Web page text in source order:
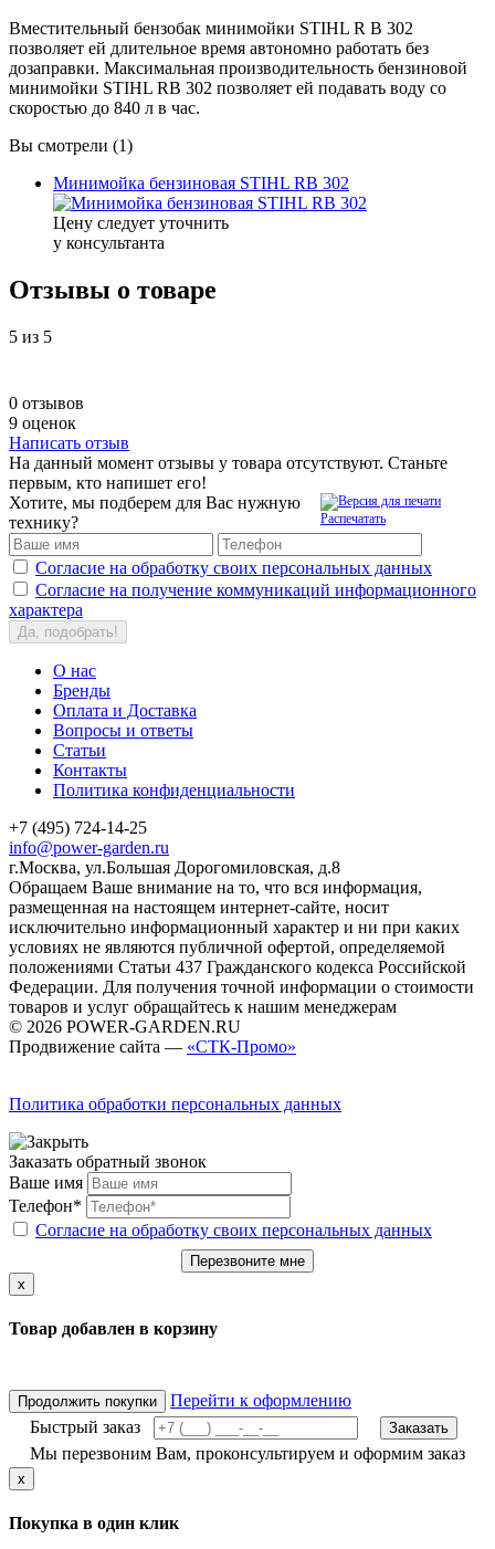
Вместительный бензобак минимойки STIHL R B 302
позволяет ей длительное время автономно работать без
дозаправки. Максимальная производительность бензиновой
минимойки STIHL RB 302 позволяет ей подавать воду со
скоростью до 840 л в час.
Вы смотрели (1)
Минимойка бензиновая STIHL RB 302
Цену следует уточнить
у консультанта
Отзывы о товаре
5 из 5
0 отзывов
9 оценок
Написать отзыв
На данный момент отзывы у товара отсутствуют. Станьте
первым, кто напишет его!
Распечатать
Хотите, мы подберем для Вас нужную
технику?
Согласие на обработку своих персональных данных
Согласие на получение коммуникаций информационного
характера
Да, подобрать!
О нас
Бренды
Оплата и Доставка
Вопросы и ответы
Статьи
Контакты
Политика конфиденциальности
+7 (495) 724-14-25
info@power-garden.ru
г.Москва, ул.Большая Дорогомиловская, д.8
Обращаем Ваше внимание на то, что вся информация,
размещенная на настоящем интернет-сайте, носит
исключительно информационный характер и ни при каких
условиях не являются публичной офертой, определяемой
положениями Статьи 437 Гражданского кодекса Российской
Федерации. Для получения точной информации о стоимости
товаров и услуг обращайтесь к нашим менеджерам
© 2026 POWER-GARDEN.RU
Продвижение сайта — «СТК-Промо»
Политика обработки персональных данных
Заказать обратный звонок
Ваше имя
Телефон*
Согласие на обработку своих персональных данных
Перезвоните мне
x
Товар добавлен в корзину
Продолжить покупки
Перейти к оформлению
Быстрый заказ
Заказать
Мы перезвоним Вам, проконсультируем и оформим заказ
x
Покупка в один клик